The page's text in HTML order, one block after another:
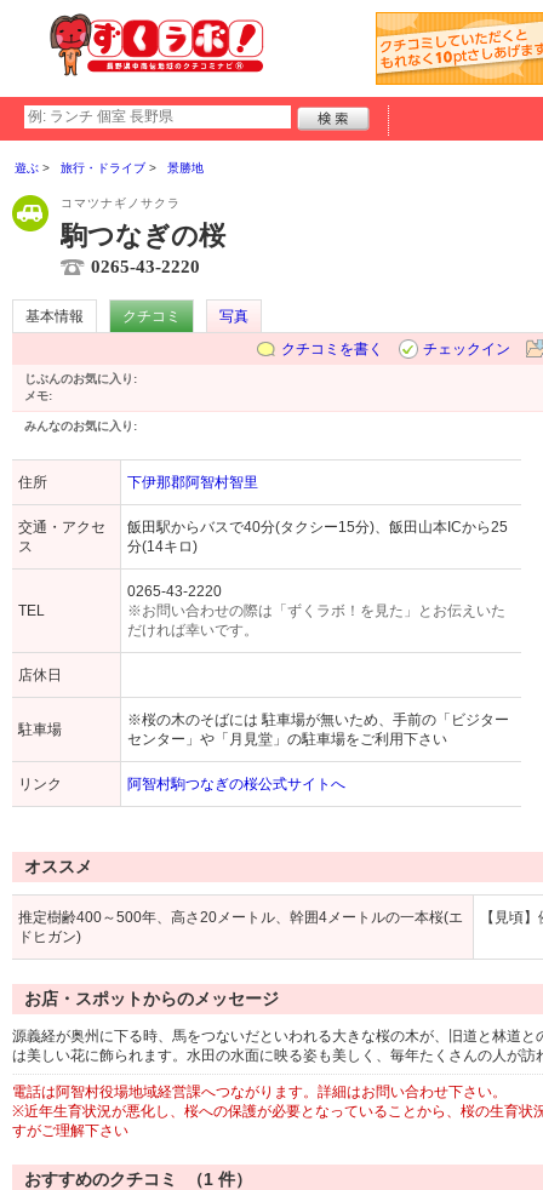
遊ぶ 旅行・ドライブ 景勝地
コマツナギノサクラ
駒つなぎの桜
0265-43-2220
基本情報 クチコミ
写真
クチコミを書く
チェックイン
じぶんのお気に入り:
メモ:
みんなのお気に入り:
住所 下伊那郡阿智村智里
交通・アクセ
ス
飯田駅からバスで40分(タクシー15分)、飯田山本ICから25
分(14キロ)
TEL
0265-43-2220
※お問い合わせの際は「ずくラボ！を見た」とお伝えいた
だければ幸いです。
店休日
駐車場
※桜の木のそばには 駐車場が無いため、手前の「ビジター
センター」や「月見堂」の駐車場をご利用下さい
リンク 阿智村駒つなぎの桜公式サイトへ
オススメ
推定樹齢400～500年、高さ20メートル、幹囲4メートルの一本桜(エ
ドヒガン)
【見頃
お店・スポットからのメッセージ
源義経が奥州に下る時、馬をつないだといわれる大きな桜の木が、旧道と林道
は美しい花に飾られます。水田の水面に映る姿も美しく、毎年たくさんの人が訪
電話は阿智村役場地域経営課へつながります。詳細はお問い合わせ下さい。
※近年生育状況が悪化し、桜への保護が必要となっていることから、桜の生育
すがご理解下さい
おすすめのクチコミ （1 件）